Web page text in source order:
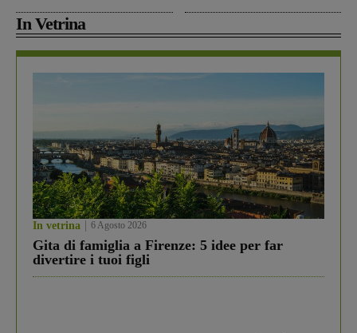
In Vetrina
In vetrina 6 Agosto 2026
Gita di famiglia a Firenze: 5 idee per far
divertire i tuoi figli